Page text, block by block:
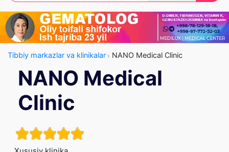
Tibbiy markazlar va klinikalar NANO Medical Clinic
NANO Medical
Clinic